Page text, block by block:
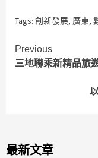
Tags: 創新發展, 廣東,
Continue
Reading
Previous
三地聯乘新精品旅
最新文章